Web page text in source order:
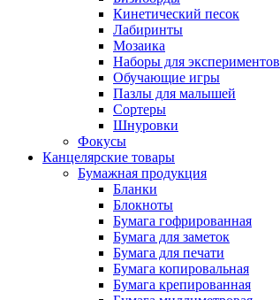
Кинетический песок
Лабиринты
Мозаика
Наборы для экспериментов
Обучающие игры
Пазлы для малышей
Сортеры
Шнуровки
Фокусы
Канцелярские товары
Бумажная продукция
Бланки
Блокноты
Бумага гофрированная
Бумага для заметок
Бумага для печати
Бумага копировальная
Бумага крепированная